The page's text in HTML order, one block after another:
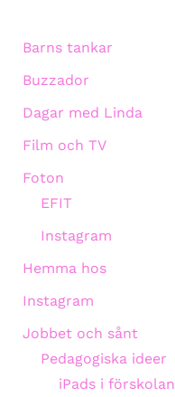
Barns tankar
Buzzador
Dagar med Linda
Film och TV
Foton
EFIT
Instagram
Hemma hos
Instagram
Jobbet och sånt
Pedagogiska ideer
iPads i förskolan